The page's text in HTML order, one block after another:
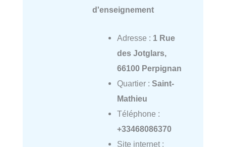
d'enseignement
Adresse : 1 Rue
des Jotglars,
66100 Perpignan
Quartier : Saint-
Mathieu
Téléphone :
+33468086370
Site internet :